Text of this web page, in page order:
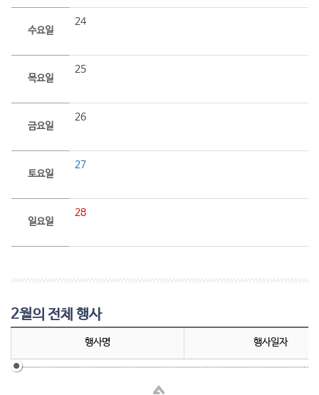
수요일
24
목요일
25
금요일
26
토요일
27
일요일
28
2월의 전체 행사
행사명 행사일자